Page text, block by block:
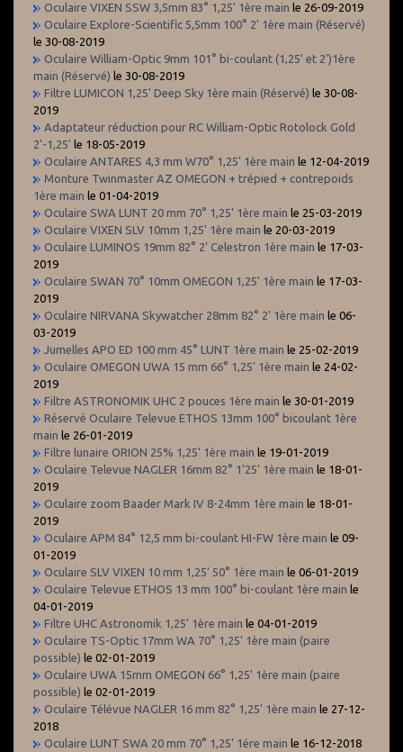
Oculaire VIXEN SSW 3,5mm 83° 1,25' 1ère main le 26-09-2019
Oculaire Explore-Scientific 5,5mm 100° 2' 1ère main (Réservé)
le 30-08-2019
Oculaire William-Optic 9mm 101° bi-coulant (1,25' et 2')1ère
main (Réservé) le 30-08-2019
Filtre LUMICON 1,25' Deep Sky 1ère main (Réservé) le 30-08-
2019
Adaptateur réduction pour RC William-Optic Rotolock Gold
2'-1,25' le 18-05-2019
Oculaire ANTARES 4,3 mm W70° 1,25' 1ère main le 12-04-2019
Monture Twinmaster AZ OMEGON + trépied + contrepoids
1ère main le 01-04-2019
Oculaire SWA LUNT 20 mm 70° 1,25' 1ère main le 25-03-2019
Oculaire VIXEN SLV 10mm 1,25' 1ère main le 20-03-2019
Oculaire LUMINOS 19mm 82° 2' Celestron 1ère main le 17-03-
2019
Oculaire SWAN 70° 10mm OMEGON 1,25' 1ère main le 17-03-
2019
Oculaire NIRVANA Skywatcher 28mm 82° 2' 1ère main le 06-
03-2019
Jumelles APO ED 100 mm 45° LUNT 1ère main le 25-02-2019
Oculaire OMEGON UWA 15 mm 66° 1,25' 1ère main le 24-02-
2019
Filtre ASTRONOMIK UHC 2 pouces 1ère main le 30-01-2019
Réservé Oculaire Televue ETHOS 13mm 100° bicoulant 1ère
main le 26-01-2019
Filtre lunaire ORION 25% 1,25' 1ère main le 19-01-2019
Oculaire Televue NAGLER 16mm 82° 1'25' 1ère main le 18-01-
2019
Oculaire zoom Baader Mark IV 8-24mm 1ère main le 18-01-
2019
Oculaire APM 84° 12,5 mm bi-coulant HI-FW 1ère main le 09-
01-2019
Oculaire SLV VIXEN 10 mm 1,25' 50° 1ère main le 06-01-2019
Oculaire Televue ETHOS 13 mm 100° bi-coulant 1ère main le
04-01-2019
Filtre UHC Astronomik 1,25' 1ère main le 04-01-2019
Oculaire TS-Optic 17mm WA 70° 1,25' 1ère main (paire
possible) le 02-01-2019
Oculaire UWA 15mm OMEGON 66° 1,25' 1ère main (paire
possible) le 02-01-2019
Oculaire Télévue NAGLER 16 mm 82° 1,25' 1ère main le 27-12-
2018
Oculaire LUNT SWA 20 mm 70° 1,25' 1ére main le 16-12-2018